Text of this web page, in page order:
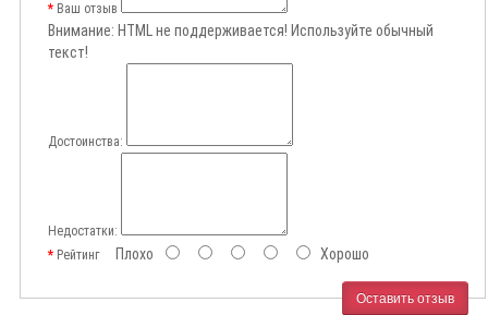
Ваш отзыв
Внимание: HTML не поддерживается! Используйте обычный
текст!
Достоинства:
Недостатки:
РейтингПлохо Хорошо
Оставить отзыв